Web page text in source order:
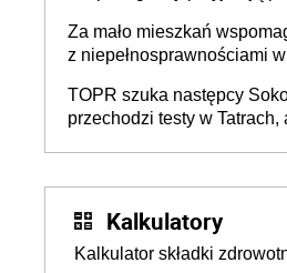
Za mało mieszkań
z niepełnosprawnościami
TOPR szuka następcy
przechodzi testy w Tatrach,
Kalkulatory
Kalkulator składki